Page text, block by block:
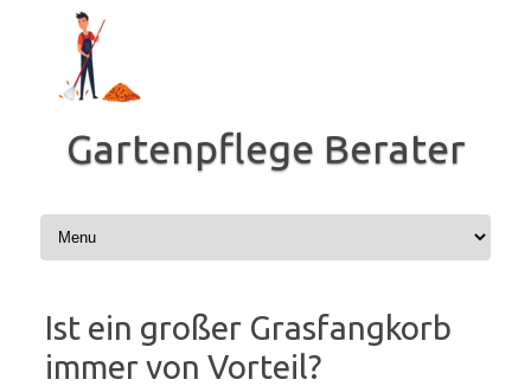
springen
Gartenpflege Berater
Ist ein großer Grasfangkorb
immer von Vorteil?